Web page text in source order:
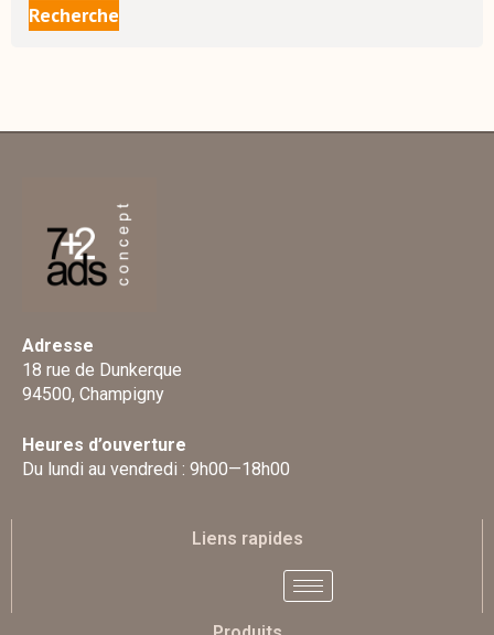
Recherche
Adresse
18 rue de Dunkerque
94500, Champigny
Heures d’ouverture
Du lundi au vendredi : 9h00—18h00
Liens rapides